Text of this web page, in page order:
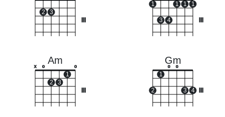
2 3
1
3 4
1 1 1
Am
x o
2 3
1
o
Gm
2
1
o o
3 4